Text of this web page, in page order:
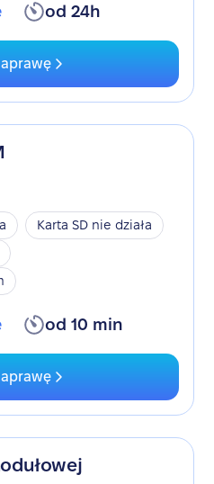
od 24h
Karta SD nie działa
od 10 min